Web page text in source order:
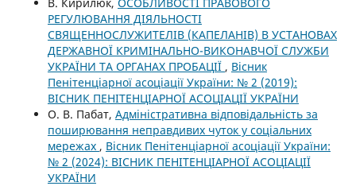
РЕГУЛЮВАННЯ ДІЯЛЬНОСТІ
СВЯЩЕННОСЛУЖИТЕЛІВ (КАПЕЛАНІВ) В УСТАНОВАХ
ДЕРЖАВНОЇ КРИМІНАЛЬНО-ВИКОНАВЧОЇ СЛУЖБИ
УКРАЇНИ ТА ОРГАНАХ ПРОБАЦІЇ , Вісник
Пенітенціарної асоціації України: № 2 (2019):
ВІСНИК ПЕНІТЕНЦІАРНОЇ АСОЦІАЦІЇ УКРАЇНИ
О. В. Пабат, Адміністративна відповідальність за
поширювання неправдивих чуток у соціальних
мережах , Вісник Пенітенціарної асоціації України:
№ 2 (2024): ВІСНИК ПЕНІТЕНЦІАРНОЇ АСОЦІАЦІЇ
УКРАЇНИ